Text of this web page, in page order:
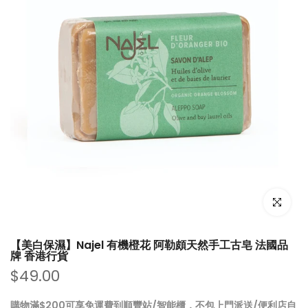
點擊放大
【美白保濕】Najel 有機橙花 阿勒頗天然手工古皂 法國品
牌 香港行貨
$49.00
購物滿$200可享免運費到順豐站/智能櫃，不包上門派送/便利店自